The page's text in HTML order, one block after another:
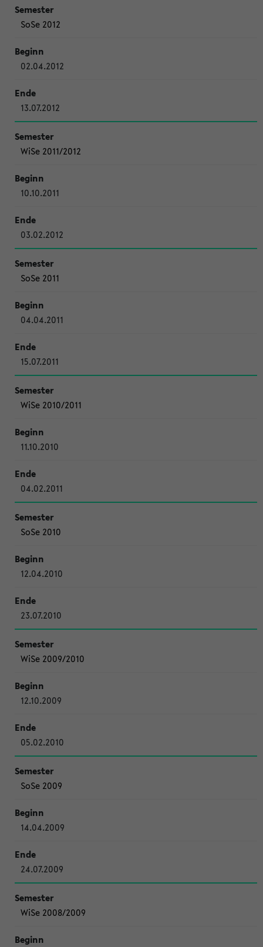
SoSe 2012
02.04.2012
13.07.2012
WiSe 2011/2012
10.10.2011
03.02.2012
SoSe 2011
04.04.2011
15.07.2011
WiSe 2010/2011
11.10.2010
04.02.2011
SoSe 2010
12.04.2010
23.07.2010
WiSe 2009/2010
12.10.2009
05.02.2010
SoSe 2009
14.04.2009
24.07.2009
WiSe 2008/2009